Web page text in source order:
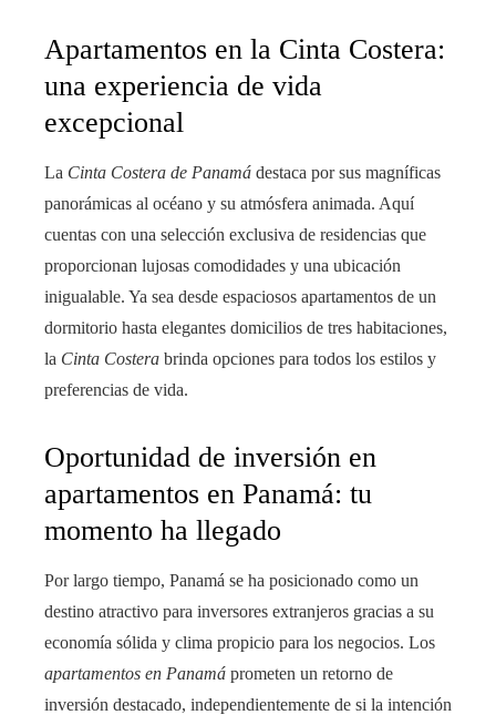
Apartamentos en la Cinta Costera:
una experiencia de vida
excepcional
La Cinta Costera de Panamá destaca por sus magníficas
panorámicas al océano y su atmósfera animada. Aquí
cuentas con una selección exclusiva de residencias que
proporcionan lujosas comodidades y una ubicación
inigualable. Ya sea desde espaciosos apartamentos de un
dormitorio hasta elegantes domicilios de tres habitaciones,
la Cinta Costera brinda opciones para todos los estilos y
preferencias de vida.
Oportunidad de inversión en
apartamentos en Panamá: tu
momento ha llegado
Por largo tiempo, Panamá se ha posicionado como un
destino atractivo para inversores extranjeros gracias a su
economía sólida y clima propicio para los negocios. Los
apartamentos en Panamá prometen un retorno de
inversión destacado, independientemente de si la intención